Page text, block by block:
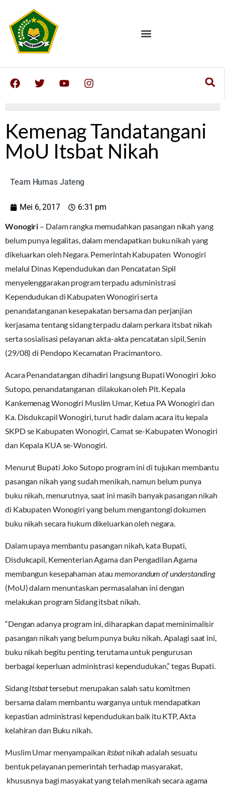
Kemenag Tandatangani
MoU Itsbat Nikah
Team Humas Jateng
Mei 6, 2017
6:31 pm
Wonogiri – Dalam rangka memudahkan pasangan nikah yang
belum punya legalitas, dalam mendapatkan buku nikah yang
dikeluarkan oleh Negara. Pemerintah Kabupaten Wonogiri
melalui Dinas Kependudukan dan Pencatatan Sipil
menyelenggarakan program terpadu adsministrasi
Kependudukan di Kabupaten Wonogiri serta
penandatanganan kesepakatan bersama dan perjanjian
kerjasama tentang sidang terpadu dalam perkara itsbat nikah
serta sosialisasi pelayanan akta-akta pencatatan sipil, Senin
(29/08) di Pendopo Kecamatan Pracimantoro.
Acara Penandatangan dihadiri langsung Bupati Wonogiri Joko
Sutopo, penandatanganan dilakukan oleh Plt. Kepala
Kankemenag Wonogiri Muslim Umar, Ketua PA Wonogiri dan
Ka. Disdukcapil Wonogiri, turut hadir dalam acara itu kepala
SKPD se Kabupaten Wonogiri, Camat se-Kabupaten Wonogiri
dan Kepala KUA se-Wonogiri.
Menurut Bupati Joko Sutopo program ini di tujukan membantu
pasangan nikah yang sudah menikah, namun belum punya
buku nikah, menurutnya, saat ini masih banyak pasangan nikah
di Kabupaten Wonogiri yang belum mengantongi dokumen
buku nikah secara hukum dikeluarkan oleh negara.
Dalam upaya membantu pasangan nikah, kata Bupati,
Disdukcapil, Kementerian Agama dan Pengadilan Agama
membangun kesepahaman ataumemorandum of understanding
(MoU) dalam menuntaskan permasalahan ini dengan
melakukan program Sidang itsbat nikah.
“Dengan adanya program ini, diharapkan dapat meminimalisir
pasangan nikah yang belum punya buku nikah. Apalagi saat ini,
buku nikah begitu penting, terutama untuk pengurusan
berbagai keperluan administrasi kependudukan,” tegas Bupati.
SidangItsbattersebut merupakan salah satu komitmen
bersama dalam membantu warganya untuk mendapatkan
kepastian administrasi kependudukan baik itu KTP, Akta
kelahiran dan Buku nikah.
Muslim Umar menyampaikan itsbatnikah adalah sesuatu
bentuk pelayanan pemerintah terhadap masyarakat,
khususnya bagi masyakat yang telah menikah secara agama